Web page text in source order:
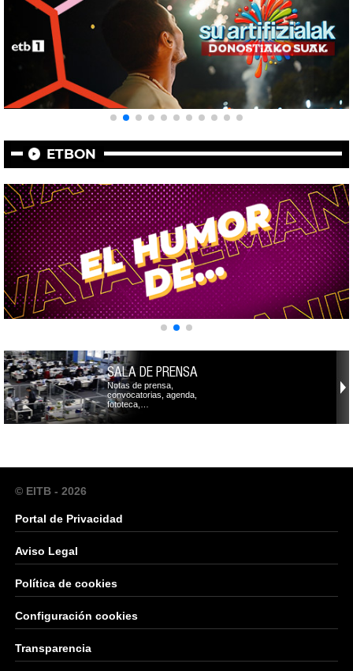
ETBON
SALA DE PRENSA
Notas de prensa,
convocatorias, agenda,
fototeca,…
© EITB - 2026
Portal de Privacidad
Aviso Legal
Política de cookies
Configuración cookies
Transparencia